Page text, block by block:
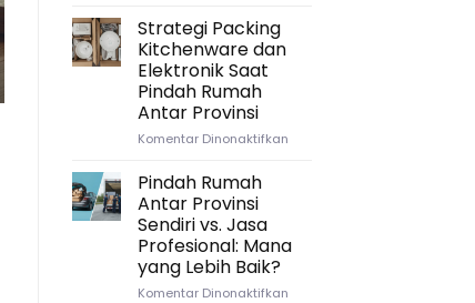
Persiapan
Strategi Packing
Kitchenware dan
Elektronik Saat
Pindah Rumah
Antar Provinsi
Komentar Dinonaktifkanpada
Saat
Rumah
Pindah Rumah
Antar Provinsi
Sendiri vs. Jasa
Profesional: Mana
yang Lebih Baik?
Komentar Dinonaktifkanpada